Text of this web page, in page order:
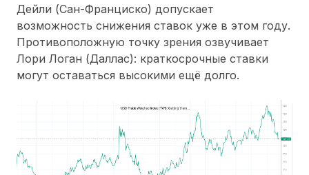
Дейли (Сан-Франциско) допускает
возможность снижения ставок уже в этом году.
Противоположную точку зрения озвучивает
Лори Логан (Даллас): краткосрочные ставки
могут оставаться высокими ещё долго.